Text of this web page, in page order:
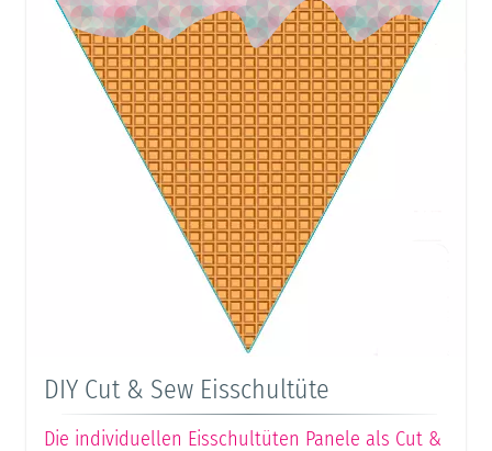
DIY Cut & Sew Eisschultüte
Die individuellen Eisschultüten Panele als Cut &